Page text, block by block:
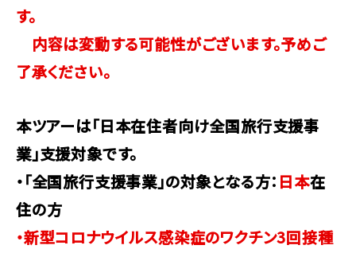
す。
内容は変動する可能性がございます。予めご
了承ください。
本ツアーは「日本在住者向け全国旅行支援事
業」支援対象です。
・「全国旅行支援事業」の対象となる方： 日本在
住の方
・新型コロナウイルス感染症のワクチン3回接種